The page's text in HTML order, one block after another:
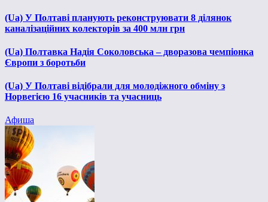
(Ua) У Полтаві планують реконструювати 8 ділянок
каналізаційних колекторів за 400 млн грн
(Ua) Полтавка Надія Соколовська – дворазова чемпіонка
Європи з боротьби
(Ua) У Полтаві відібрали для молодіжного обміну з
Норвегією 16 учасників та учасниць
Афиша